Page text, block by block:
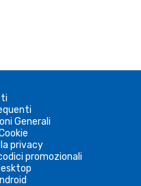
Generali
privacy
promozionali